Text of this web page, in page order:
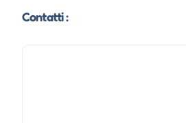
Contatti :